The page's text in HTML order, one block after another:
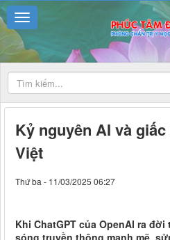
Kỷ nguyên AI và
Việt
Thứ ba - 11/03/2025 06:27
Khi ChatGPT của OpenAI ra